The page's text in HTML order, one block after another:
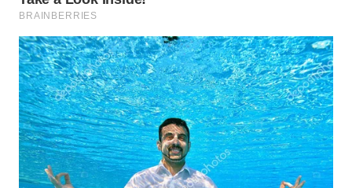
WN
MAJALENGKA
WN
SUBANG
WN
SUKABUMI